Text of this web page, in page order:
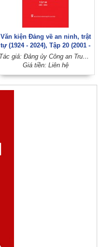
Văn kiện Đảng về an ninh, trật
tự (1924 - 2024), Tập 20 (2001 -
2004)
Tác giả: Đảng ủy Công an Trung ương (Đảng Cộng sản Việt Nam)
Giá tiền: Liên hệ